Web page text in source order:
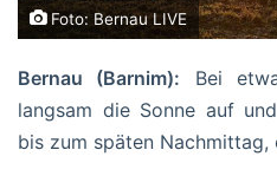
Foto: Bernau LIVE
Bernau (Barnim): Bei
langsam die Sonne auf
bis zum späten